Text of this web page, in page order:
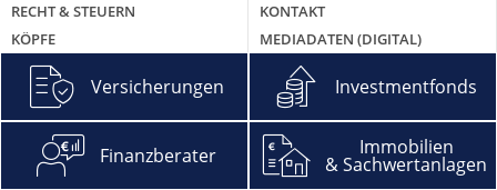
RECHT & STEUERN
KÖPFE
KONTAKT
MEDIADATEN (DIGITAL)
MEDIADATEN (PDF)
NEWSLETTER
ÜBER UNS
CASH. GROUNDING PAGE
Versicherungen Investmentfonds
Finanzberater Immobilien
& Sachwertanlagen